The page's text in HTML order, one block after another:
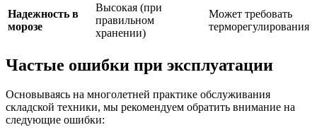
Надежность в
морозе
Высокая (при
правильном
хранении)
Может требовать
терморегулирования
Частые ошибки при эксплуатации
Основываясь на многолетней практике обслуживания
складской техники, мы рекомендуем обратить внимание на
следующие ошибки: